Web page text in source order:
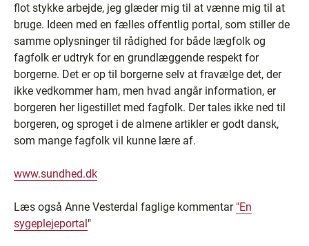
flot stykke arbejde, jeg glæder mig til at vænne mig til at
bruge. Ideen med en fælles offentlig portal, som stiller de
samme oplysninger til rådighed for både lægfolk og
fagfolk er udtryk for en grundlæggende respekt for
borgerne. Det er op til borgerne selv at fravælge det, der
ikke vedkommer ham, men hvad angår information, er
borgeren her ligestillet med fagfolk. Der tales ikke ned til
borgeren, og sproget i de almene artikler er godt dansk,
som mange fagfolk vil kunne lære af.
www.sundhed.dk
Læs også Anne Vesterdal faglige kommentar "En
sygeplejeportal"